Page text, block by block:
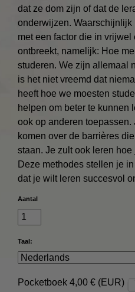
dat ze dom zijn of dat de
onderwijzen. Waarschijnlijk
met een factor die in
ontbreekt, namelijk: Hoe
studeren. We zijn allemaal
is het niet vreemd dat
heeft hoe we moesten
helpen om beter te kunnen
ook op anderen toepassen.
komen over de barrières
staan. Je zult ook leren
Deze methodes stellen je
dat je wilt leren succesvol
Aantal
Taal:
Pocketboek 4,00 € (EUR)